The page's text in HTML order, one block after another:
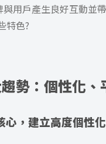
用戶產生良好互動並
特色?
勢：個性化、
心，建立高度個性